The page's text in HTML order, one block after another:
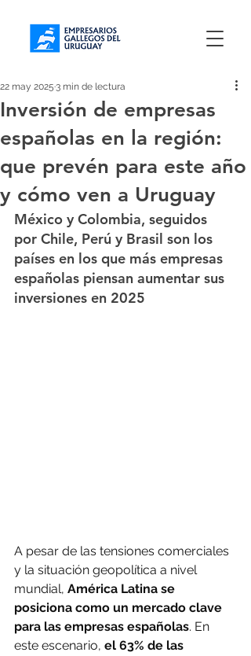
Inversión de empresas
españolas en la región:
que prevén para este año
y cómo ven a Uruguay
22 may 2025 3 min de lectura
México y Colombia, seguidos
por Chile, Perú y Brasil son los
países en los que más empresas
españolas piensan aumentar sus
inversiones en 2025
A pesar de las tensiones comerciales
y la situación geopolítica a nivel
mundial, América Latina se
posiciona como un mercado clave
para las empresas españolas. En
este escenario, el 63% de las